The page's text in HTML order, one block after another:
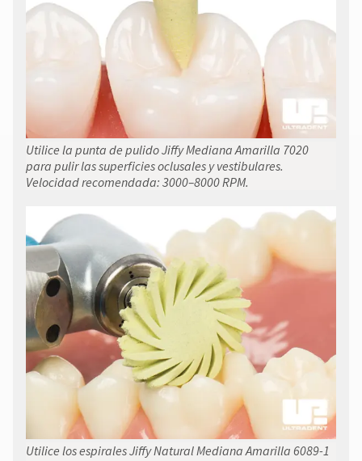
Utilice la punta de pulido Jiffy Mediana Amarilla 7020
para pulir las superficies oclusales y vestibulares.
Velocidad recomendada: 3000–8000 RPM.
Utilice los espirales Jiffy Natural Mediana Amarilla 6089-1